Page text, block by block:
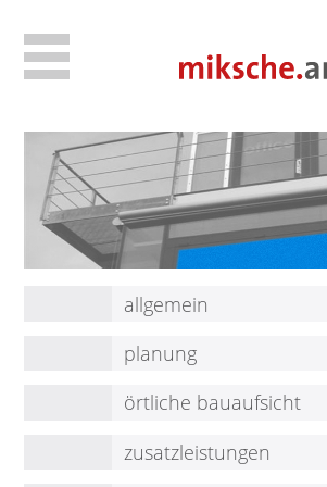
allgemein
planung
örtliche bauaufsicht
zusatzleistungen